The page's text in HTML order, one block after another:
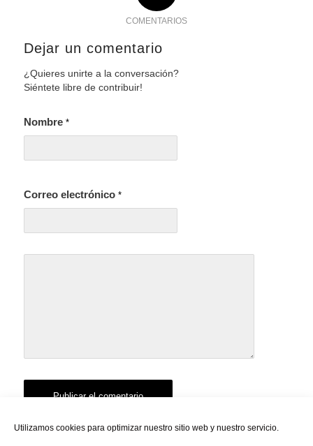
Utilizamos cookies para optimizar nuestro sitio web y nuestro servicio.
COMENTARIOS
Dejar un comentario
¿Quieres unirte a la conversación?
Siéntete libre de contribuir!
Nombre *
Correo electrónico *